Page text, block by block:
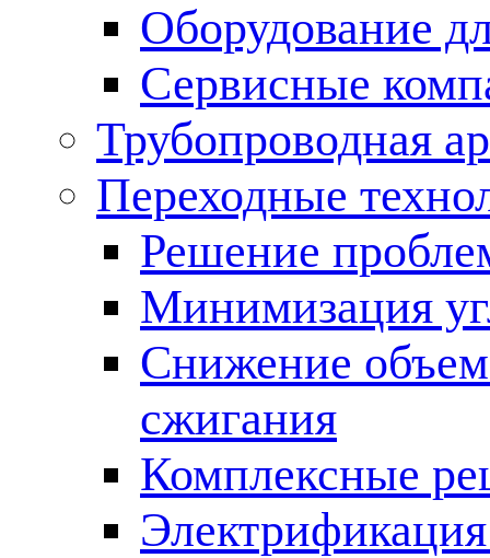
Оборудование
Сервисные
Трубопроводная
Переходные
Решение
Минимизация
Снижение
сжигания
Комплексные